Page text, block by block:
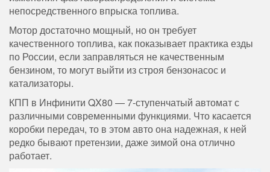
непосредственного впрыска топлива.
Мотор достаточно мощный, но он требует
качественного топлива, как показывает практика езды
по России, если заправляться не качественным
бензином, то могут выйти из строя бензонасос и
катализаторы.
КПП в Инфинити QX80 — 7-ступенчатый автомат с
различными современными функциями. Что касается
коробки передач, то в этом авто она надежная, к ней
редко бывают претензии, даже зимой она отлично
работает.